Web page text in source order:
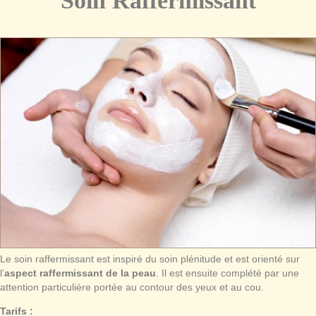
Le soin raffermissant est inspiré du soin plénitude et est orienté sur
l’aspect raffermissant de la peau. Il est ensuite complété par une
attention particulière portée au contour des yeux et au cou.
Tarifs :